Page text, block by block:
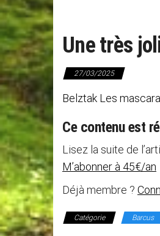
Une très
27/03/2025
Belztak Les
Ce contenu est
Lisez la suite de
M’abonner à 45€/an
Déjà membre ?
Catégorie Barcus